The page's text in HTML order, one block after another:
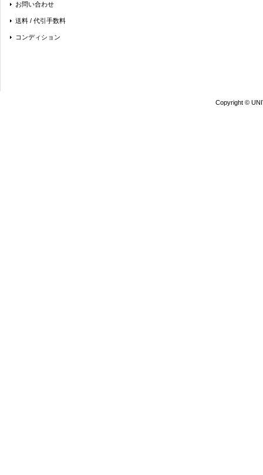
お問い合わせ
送料 / 代引手数料
コンディション
Copyright ©